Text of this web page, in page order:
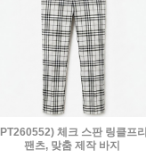
체크 스판 링클프리
팬츠, 맞춤 제작 바지